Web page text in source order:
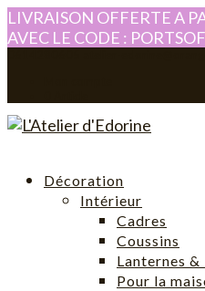
LIVRAISON OFFERTE A
AVEC LE CODE :
Décoration
Intérieur
Cadres
Coussins
Lanternes
Pour la